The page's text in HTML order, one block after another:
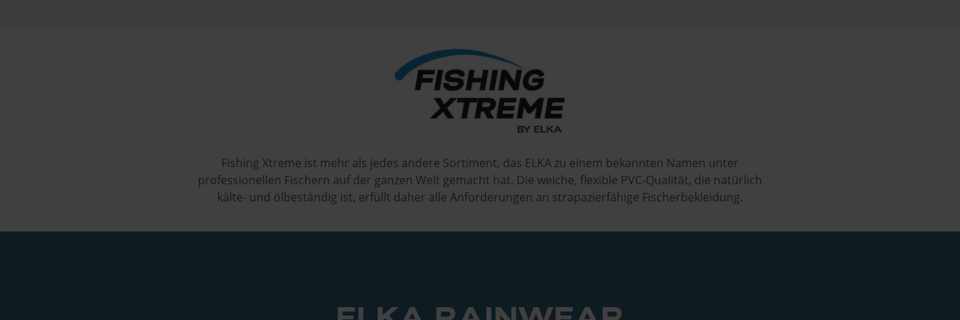
Fishing Xtreme ist mehr als jedes andere Sortiment, das ELKA zu einem bekannten Namen unter
professionellen Fischern auf der ganzen Welt gemacht hat. Die weiche, flexible PVC-Qualität, die natürlich
kälte- und ölbeständig ist, erfüllt daher alle Anforderungen an strapazierfähige Fischerbekleidung.